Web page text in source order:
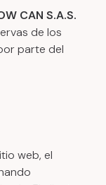
CAN S.A.S.
de los
parte del
web, el